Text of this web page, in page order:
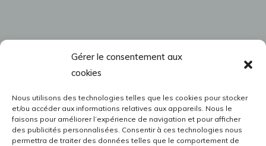
Gérer le consentement aux
cookies
Nous utilisons des technologies telles que les cookies pour stocker
et/ou accéder aux informations relatives aux appareils. Nous le
faisons pour améliorer l’expérience de navigation et pour afficher
des publicités personnalisées. Consentir à ces technologies nous
permettra de traiter des données telles que le comportement de